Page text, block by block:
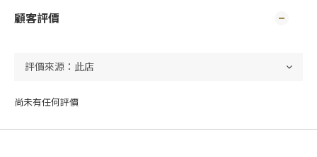
顧客評價
尚未有任何評價